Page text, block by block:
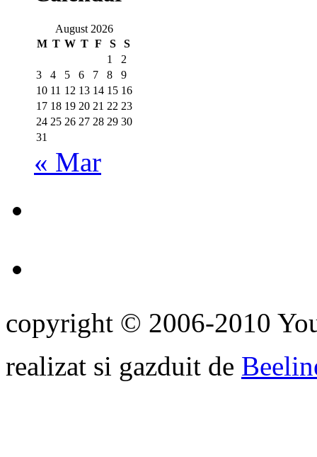
August 2026
M T W T F S
S
1
2
3
4 5 6 7 8
9
10 11 12 13 14 15 16
17 18 19 20 21 22 23
24 25 26 27 28 29 30
31
« Mar
copyright © 2006-2010
realizat si gazduit de